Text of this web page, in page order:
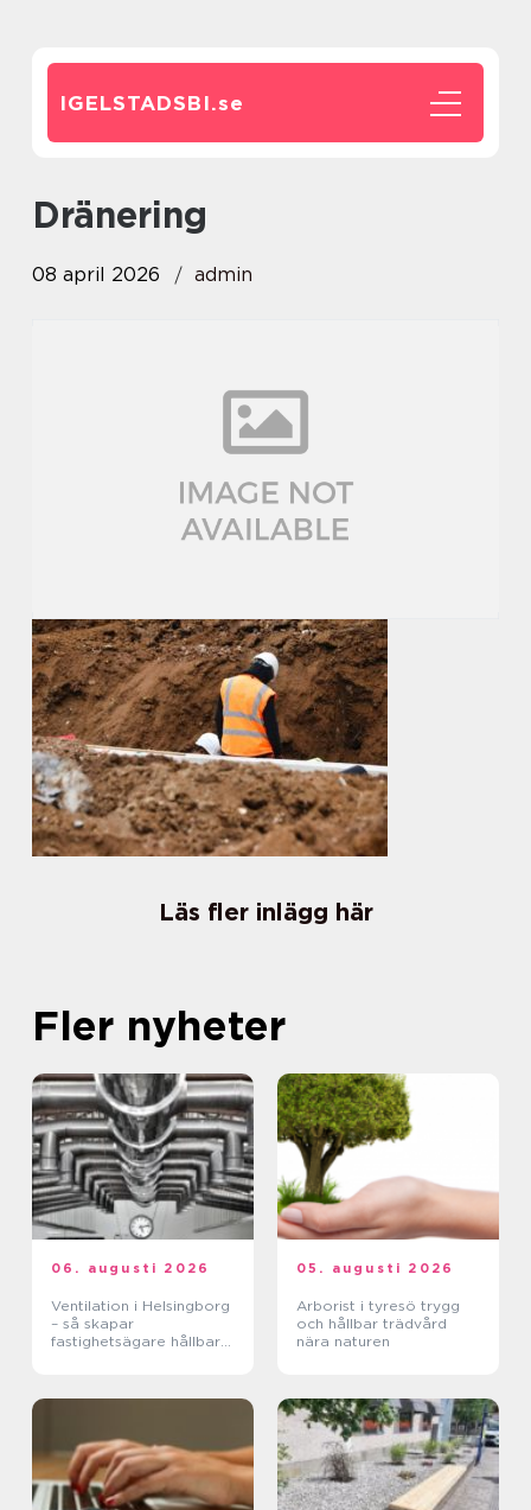
IGELSTADSBI.se
Dränering
08 april 2026 admin
Läs fler inlägg här
Fler nyheter
06. augusti 2026
Ventilation i Helsingborg
– så skapar
fastighetsägare hållbara
05. augusti 2026
Arborist i tyresö trygg
och hållbar trädvård
nära naturen